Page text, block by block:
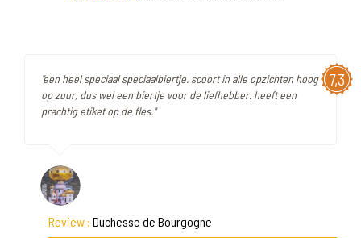
7,3
"een heel speciaal speciaalbiertje. scoort in alle opzichten hoog
op zuur, dus wel een biertje voor de liefhebber. heeft een
prachtig etiket op de fles."
Review : Duchesse de Bourgogne